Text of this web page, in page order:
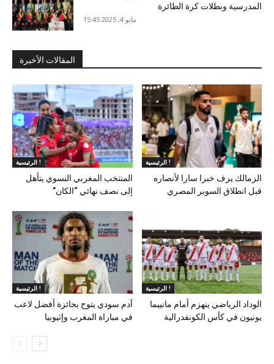
المدرسية وبطلات كرة الطائرة
مايو 4, 2025 15:45
المقالات الأخيرة
الرئيسية !
المنتخب المغربي النسوي يتأهل
إلى نصف نهائي “الكان”
الرئيسية !
الزمالك يزف خبرا سارا لأنصاره
قبل انطلاق السوبر المصري
الرئيسية !
آدم سودي يتوج بجائزة أفضل لاعب
في مباراة المغرب وإثيوبيا
الرئيسية !
الوداد الرياضي ينهزم أمام مانييما
يونيون في كأس الكونفدرالية